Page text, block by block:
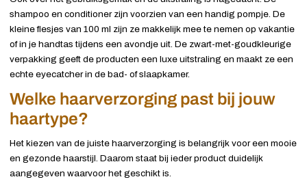
shampoo en conditioner zijn voorzien van een handig pompje. De
kleine flesjes van 100 ml zijn ze makkelijk mee te nemen op vakantie
of in je handtas tijdens een avondje uit. De zwart-met-goudkleurige
verpakking geeft de producten een luxe uitstraling en maakt ze een
echte eyecatcher in de bad- of slaapkamer.
Welke haarverzorging past bij jouw
haartype?
Het kiezen van de juiste haarverzorging is belangrijk voor een mooie
en gezonde haarstijl. Daarom staat bij ieder product duidelijk
aangegeven waarvoor het geschikt is.